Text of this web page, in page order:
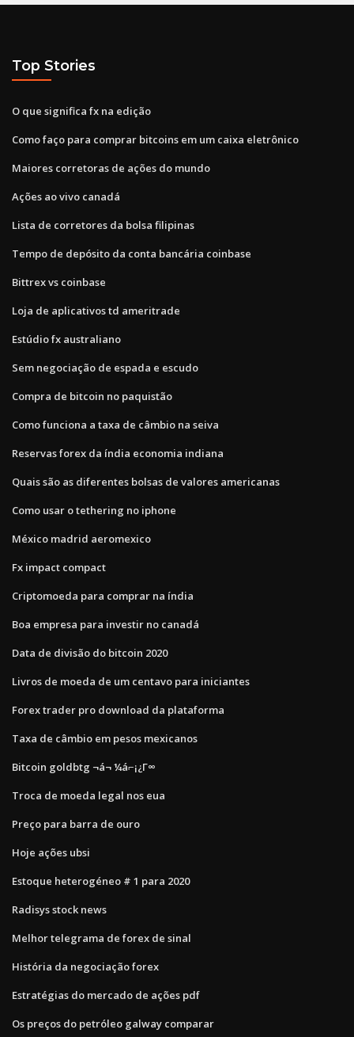
Top Stories
O que significa fx na edição
Como faço para comprar bitcoins em um caixa eletrônico
Maiores corretoras de ações do mundo
Ações ao vivo canadá
Lista de corretores da bolsa filipinas
Tempo de depósito da conta bancária coinbase
Bittrex vs coinbase
Loja de aplicativos td ameritrade
Estúdio fx australiano
Sem negociação de espada e escudo
Compra de bitcoin no paquistão
Como funciona a taxa de câmbio na seiva
Reservas forex da índia economia indiana
Quais são as diferentes bolsas de valores americanas
Como usar o tethering no iphone
México madrid aeromexico
Fx impact compact
Criptomoeda para comprar na índia
Boa empresa para investir no canadá
Data de divisão do bitcoin 2020
Livros de moeda de um centavo para iniciantes
Forex trader pro download da plataforma
Taxa de câmbio em pesos mexicanos
Bitcoin goldbtg ¬á¬ ¼á⌐¡¿Γ∞
Troca de moeda legal nos eua
Preço para barra de ouro
Hoje ações ubsi
Estoque heterogéneo # 1 para 2020
Radisys stock news
Melhor telegrama de forex de sinal
História da negociação forex
Estratégias do mercado de ações pdf
Os preços do petróleo galway comparar